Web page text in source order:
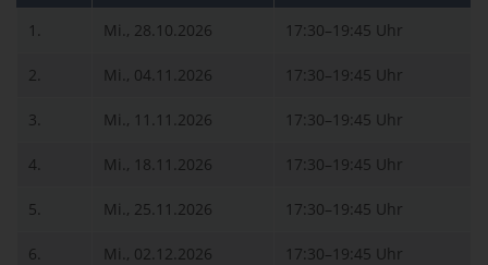
1. Mi., 28.10.2026 17:30–19:45 Uhr
2. Mi., 04.11.2026 17:30–19:45 Uhr
3. Mi., 11.11.2026 17:30–19:45 Uhr
4. Mi., 18.11.2026 17:30–19:45 Uhr
5. Mi., 25.11.2026 17:30–19:45 Uhr
6. Mi., 02.12.2026 17:30–19:45 Uhr